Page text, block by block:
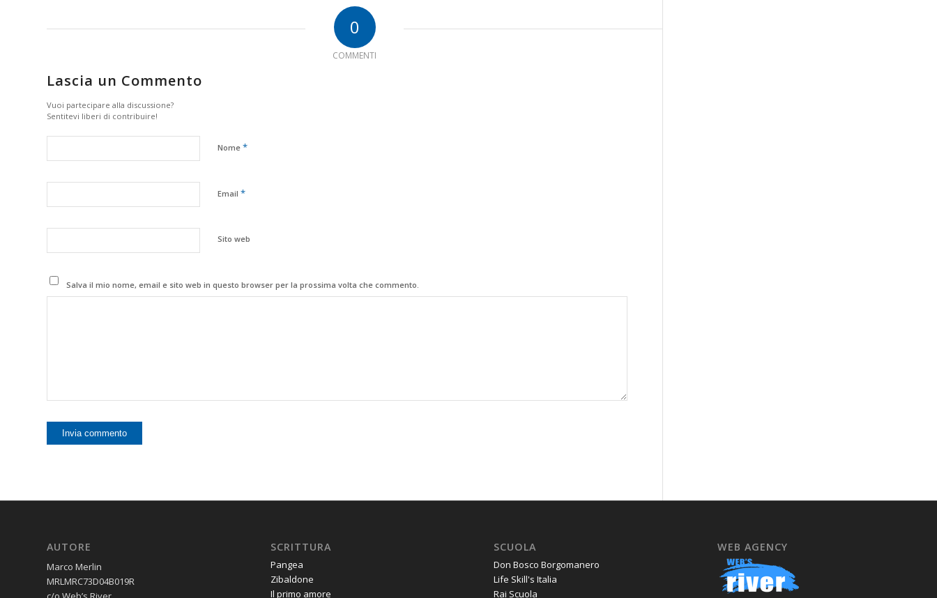
0
COMMENTI
Lascia un Commento
Vuoi partecipare alla discussione?
Sentitevi liberi di contribuire!
Nome *
Email *
Sito web
Salva il mio nome, email e sito web in questo browser per la prossima volta che commento.
AUTORE
Marco Merlin
MRLMRC73D04B019R
SCRITTURA
Pangea
Zibaldone
Il primo amore
SCUOLA
Don Bosco Borgomanero
Life Skill's Italia
Rai Scuola
WEB AGENCY